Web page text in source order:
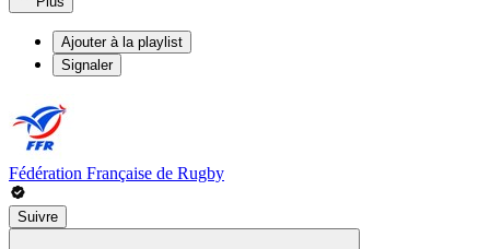
Ajouter à la playlist
Signaler
Fédération Française de Rugby
Suivre